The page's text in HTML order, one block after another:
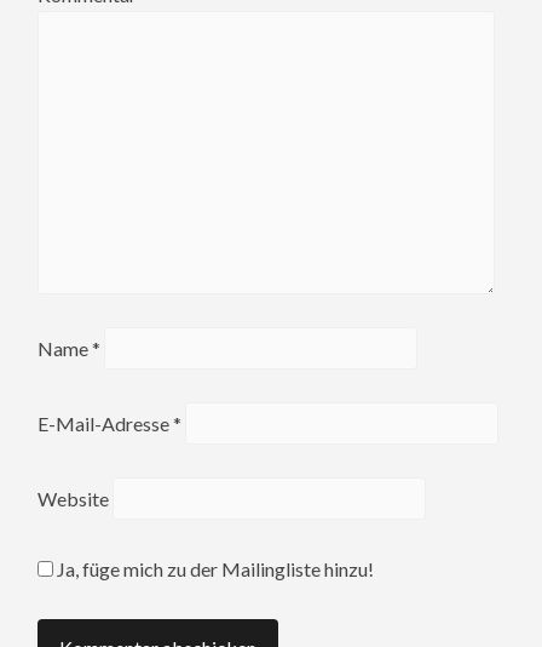
Name*
E-Mail-Adresse*
Website
Ja, füge mich zu der Mailingliste hinzu!